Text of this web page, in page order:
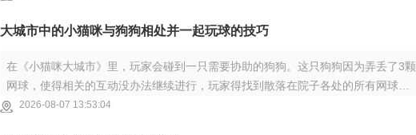
大城市中的小猫咪与狗狗相处并一起玩球的技巧
在《小猫咪大城市》里，玩家会碰到一只需要协助的狗狗。这只狗狗因为弄丢了3颗
网球，使得相关的互动没办法继续进行，玩家得找到散落在院子各处的所有网球，
再把它们放回规
2026-08-07 13:53:04